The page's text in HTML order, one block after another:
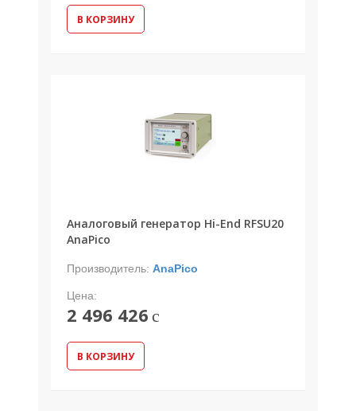
В КОРЗИНУ
Аналоговый генератор Hi-End RFSU20
AnaPico
Производитель: AnaPico
Цена:
2 496 426 c
В КОРЗИНУ